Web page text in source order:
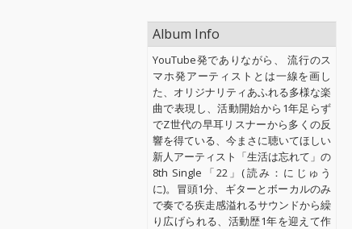
Album Info
YouTube発でありながら、 流行のス
マホ発アーティストとは一線を画し
た、オリジナリティあふれる多様な楽
曲で表現し、活動開始から1年足らず
でZ世代の早耳リスナーから多くの反
響を得ている、今まさに聴いてほしい
新人アーティスト「生活は忘れて」の
8th Single「22」(読み：にじゅう
に)。冒頭1分、ギターとボーカルのみ
で奏でる疾走感溢れるサウンドから繰
り広げられる、活動歴1年を迎えて作